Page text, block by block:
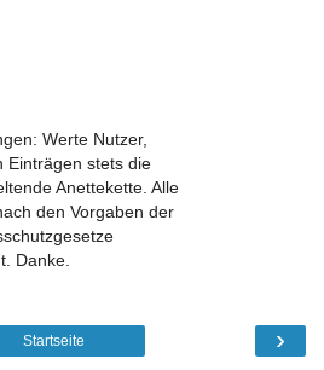
Werte Nutzer,
Einträgen stets die
Anettekette. Alle
den Vorgaben der
Danke.
›
Startseite